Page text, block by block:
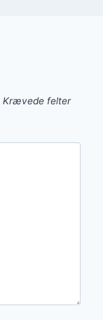
Krævede felter